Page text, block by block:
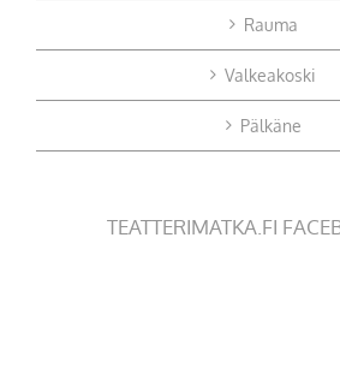
Rauma
Valkeakoski
Pälkäne
TEATTERIMATKA.FI